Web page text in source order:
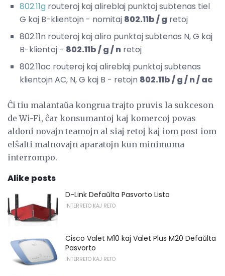
802.11g routeroj kaj alireblaj punktoj subtenas tiel
G kaj B-klientojn - nomitaj 802.11b / g retoj
802.11n routeroj kaj aliro punktoj subtenas N, G kaj
B-klientoj - 802.11b / g / n retoj
802.11ac routeroj kaj alireblaj punktoj subtenas
klientojn AC, N, G kaj B - retojn 802.11b / g / n / ac
Ĉi tiu malantaŭa kongrua trajto pruvis la sukceson
de Wi-Fi, ĉar konsumantoj kaj komercoj povas
aldoni novajn teamojn al siaj retoj kaj iom post iom
elŝalti malnovajn aparatojn kun minimuma
interrompo.
Alike posts
D-Link Defaŭlta Pasvorto Listo
INTERRETO KAJ RETO
Cisco Valet M10 kaj Valet Plus M20 Defaŭlta
Pasvorto
INTERRETO KAJ RETO